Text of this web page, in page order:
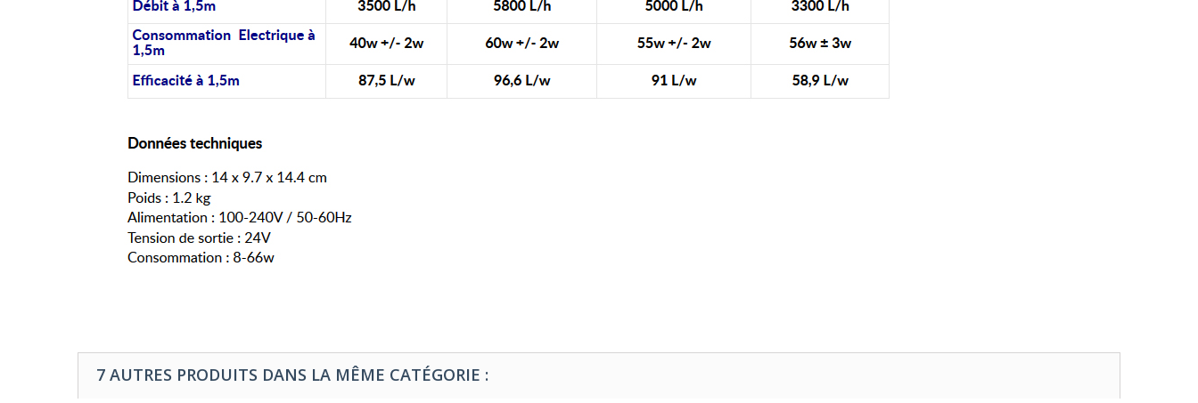
7 AUTRES PRODUITS DANS LA MÊME CATÉGORIE :